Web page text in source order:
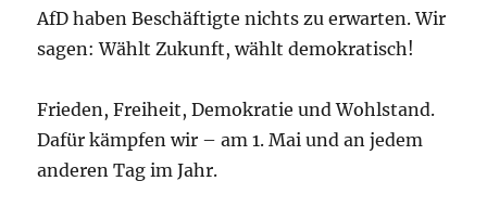
AfD haben Beschäftigte nichts zu erwarten. Wir
sagen: Wählt Zukunft, wählt demokratisch!
Frieden, Freiheit, Demokratie und Wohlstand.
Dafür kämpfen wir – am 1. Mai und an jedem
anderen Tag im Jahr.